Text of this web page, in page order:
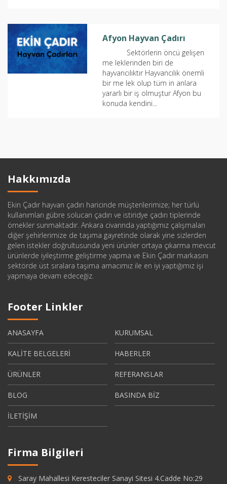
Afyon Hayvan Çadırı
Sektörlerin öncü gelişen
me leklerinden biri de
hayvancılıktır Hayvancılık önemli
bir me lek olup tüm in anlara
yararlı bir iş olmuştur Afyon bu
konuda kendini...
Hakkımızda
Ekin Çadır hayvan çadırı haricinde müşterilerimize; her türlü
kullanımları gübre solucan çadırı ve istiridye çadırı tiplerinde
örnekler sunmaktadır. Ankara civarında yaptığımız çalışmaları
diğer şehirlerimize de taşıma gayretinde olarak yine sizlerden
gelen istekler doğrultusunda yeni ürünler ortaya çıkarma mevcut
ürünlerde iyileştirme geliştirme yapma ve Ekin Çadır markasını
sektörde üst sıralara taşıma amacımız ile en iyi yaptığımız işi
yapmaya devam edeceğiz.
Footer Linkler
ANASAYFA KURUMSAL
KALİTE BELGELERİ HABERLER
ÜRÜNLER REFERANSLAR
BLOG BASINDA BİZ
İLETİŞİM
Firma Bilgileri
Saray Mahallesi Keresteciler Sanayi Sitesi 4.Cadde No:29